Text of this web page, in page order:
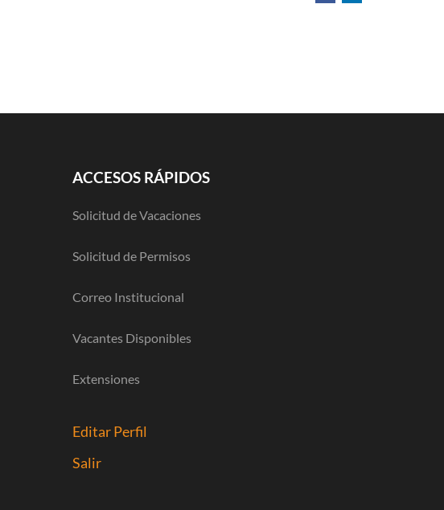
ACCESOS RÁPIDOS
Solicitud de Vacaciones
Solicitud de Permisos
Correo Institucional
Vacantes Disponibles
Extensiones
Editar Perfil
Salir